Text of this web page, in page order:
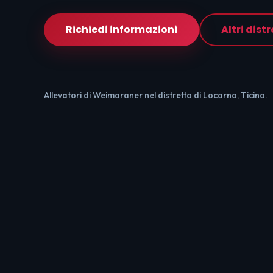
Richiedi informazioni Altri
Allevatori di Weimaraner nel distretto di Locarno, Ticino.